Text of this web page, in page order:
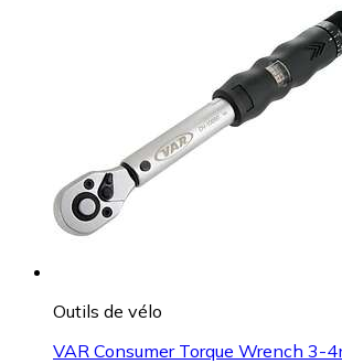
Outils de vélo
VAR Consumer Torque Wrench 3-